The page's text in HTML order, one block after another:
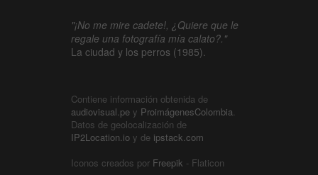
"¡No me mire cadete!, ¿Quiere que le
regale una fotografía mía calato?."
La ciudad y los perros (1985).
Contiene información obtenida de
audiovisual.pe y ProimágenesColombia.
Datos de geolocalización de
IP2Location.io y de ipstack.com
Iconos creados por Freepik - Flaticon